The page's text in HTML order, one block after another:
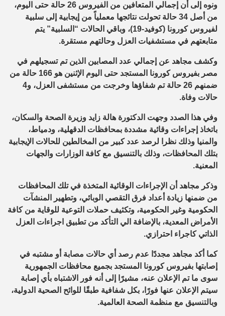
ونوه إلى أن إجمالي المتعافين من الفيروس 26 حالة حتى اليوم،
من أصل 34 حالة تحولت نتائجها معملياً من إيجابية إلى سلبية
لفيروس كورونا (كوفيد-19)، وباقي الحالات “السلبية” يتم
متابعتهم في مستشفيات العزل وحالتهم مستقرة.
وكشف مجاهد عن إجمالي عدد المصابين الذين تم تسجيلهم في
مصر بفيروس كورونا المستجد حتى اليوم الإثنين هو 166 حالة من
ضمنهم 26 حالة تم شفاؤها وخرجت من مستشفى العزل، و4
حالات وفاة.
وفي هذا الصدد وجهت الدكتورة هالة زايد وزيرة الصحة والسكان،
باتخاذ إجراءات وقائية مشددة بمحافظات الدقهلية، ودمياط،
والمنيا وذلك نظرا لرصد عدد كبير من المخالطين للحالات الإيجابية
بتلك المحافظات، وذلك بالتنسيق مع كافة الوزارات والجهات
المعنية.
وذكر مجاهد أن الإجراءات الوقائية المتخذة في تلك المحافظات
من ضمنها زيادة أعداد فرق التقصي الوبائي، وتطهير المنشآت
الحكومية وغير الحكومية، وتكثيف حملات التوعية للوقاية من كافة
الأمراض المعدية، بالإضافة الي التأكد من تطبيق اجراءات العزل
الذاتي كاجراء احترازي.
كما أكد مجاهد مجددًا عدم رصد أي حالات مصابة أو مشتبه في
إصابتها بفيروس كورونا المستجد بجميع محافظات الجمهورية
سوى ما تم الإعلان عنه، مشيرًا إلى أنه فور الاشتباه بأي إصابة
سيتم الإعلان عنها فورًا، بكل شفافية طبقًا للوائح الصحية الدولية،
وبالتنسيق مع منظمة الصحة العالمية.